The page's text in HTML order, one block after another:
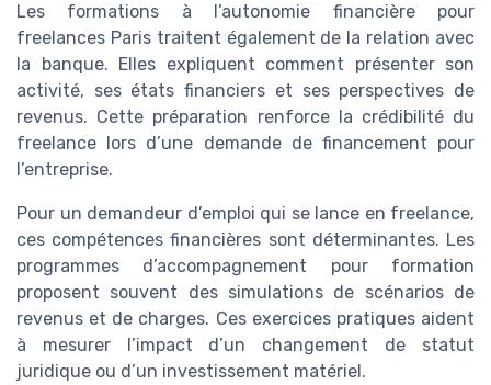
Les formations à l’autonomie financière pour
freelances Paris traitent également de la relation avec
la banque. Elles expliquent comment présenter son
activité, ses états financiers et ses perspectives de
revenus. Cette préparation renforce la crédibilité du
freelance lors d’une demande de financement pour
l’entreprise.
Pour un demandeur d’emploi qui se lance en freelance,
ces compétences financières sont déterminantes. Les
programmes d’accompagnement pour formation
proposent souvent des simulations de scénarios de
revenus et de charges. Ces exercices pratiques aident
à mesurer l’impact d’un changement de statut
juridique ou d’un investissement matériel.